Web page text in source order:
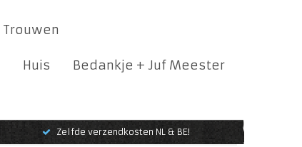
Trouwen
Huis Bedankje + Juf Meester
Zelfde verzendkosten NL & BE!